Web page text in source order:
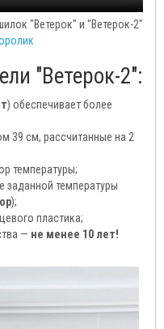
"Ветерок" и "Ветерок-2"
"Ветерок-2":
) обеспечивает более
39 см, рассчитанные на 2
температуры;
заданной температуры
);
пластика;
— не менее 10 лет!